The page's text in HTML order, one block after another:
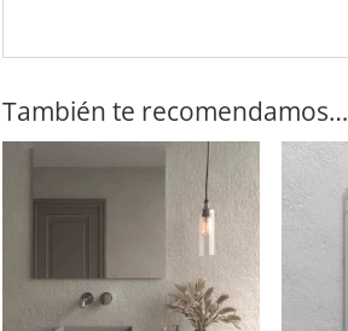
También te recomendamos…